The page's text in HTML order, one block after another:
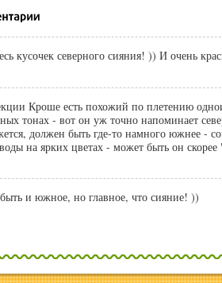
сиреневый
Кроше есть похожий по плетению
тонах - вот он уж точно напоминает
должен быть где-то намного южнее -
на ярких цветах - может быть он
и южное, но главное, что сияние! ))